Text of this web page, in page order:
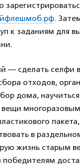
.
к заданиям для
— сделать селфи
отходов,
дома,
в
жизнь старым